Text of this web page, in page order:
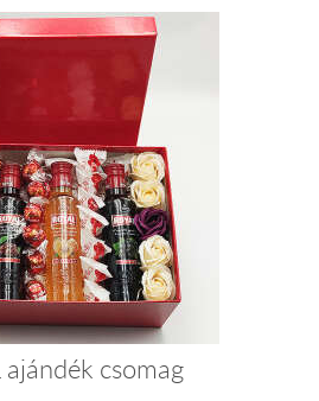
ajándék csomag